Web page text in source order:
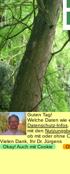
Guten Tag!
Welche Daten wie
Datenschutz-Infos
mit den
ob mit oder ohne
Vielen Dank, Ihr Dr. Jürgens
Okay! Auch mit Cookie